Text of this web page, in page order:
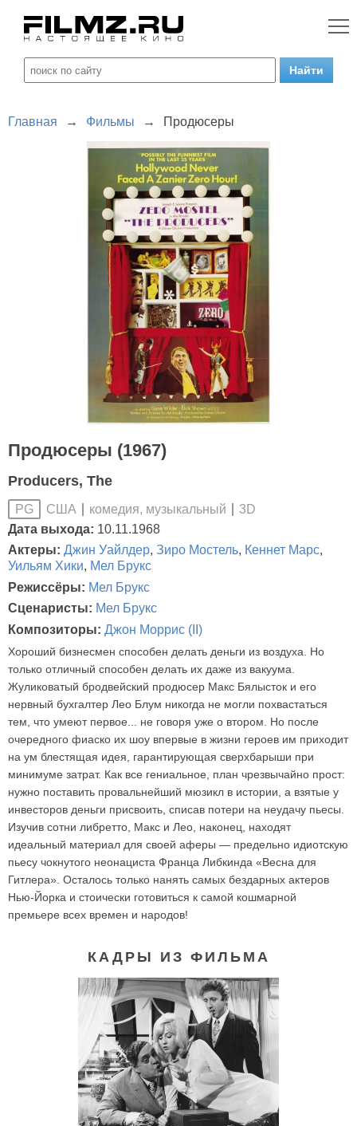
Главная → Фильмы → Продюсеры
Продюсеры (1967)
Producers, The
PG США комедия, музыкальный
3D
Дата выхода: 10.11.1968
Актеры: Джин Уайлдер, Зиро Мостель, Кеннет Марс,
Уильям Хики, Мел Брукс
Режиссёры: Мел Брукс
Сценаристы: Мел Брукс
Композиторы: Джон Моррис (II)
Хороший бизнесмен способен делать деньги из воздуха. Но
только отличный способен делать их даже из вакуума.
Жуликоватый бродвейский продюсер Макс Бялысток и его
нервный бухгалтер Лео Блум никогда не могли похвастаться
тем, что умеют первое... не говоря уже о втором. Но после
очередного фиаско их шоу впервые в жизни героев им приходит
на ум блестящая идея, гарантирующая сверхбарыши при
минимуме затрат. Как все гениальное, план чрезвычайно прост:
нужно поставить провальнейший мюзикл в истории, а взятые у
инвесторов деньги присвоить, списав потери на неудачу пьесы.
Изучив сотни либретто, Макс и Лео, наконец, находят
идеальный материал для своей аферы — предельно идиотскую
пьесу чокнутого неонациста Франца Либкинда «Весна для
Гитлера». Осталось только нанять самых бездарных актеров
Нью-Йорка и стоически готовиться к самой кошмарной
премьере всех времен и народов!
КАДРЫ ИЗ ФИЛЬМА